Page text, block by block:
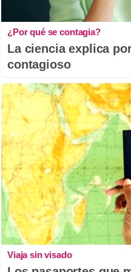
¿Por qué se contagia?
La ciencia explica
contagioso
Viaja sin visado